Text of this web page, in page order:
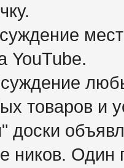
YouTube.
товаров и
доски
ников. Один